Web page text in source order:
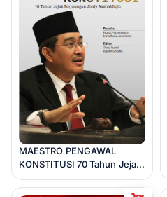
MAESTRO PENGAWAL
KONSTITUSI 70 Tahun Jejak
Perjuangan Jimly
Asshiddiqie (dalam proses